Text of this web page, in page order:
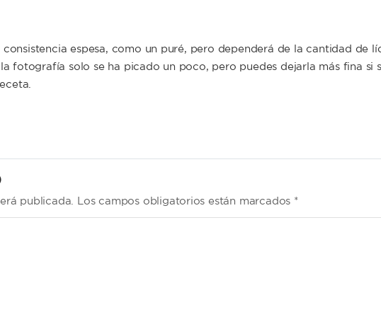
consistencia espesa, como un puré, pero dependerá de la cantidad de
fotografía solo se ha picado un poco, pero puedes dejarla más fina si
publicada. Los campos obligatorios están marcados *